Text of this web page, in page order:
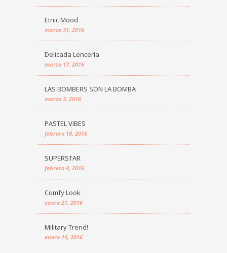
Etnic Mood
marzo 31, 2016
Delicada Lencería
marzo 17, 2016
LAS BOMBERS SON LA BOMBA
marzo 3, 2016
PASTEL VIBES
febrero 18, 2016
SUPERSTAR
febrero 4, 2016
Comfy Look
enero 21, 2016
Military Trend!
enero 14, 2016